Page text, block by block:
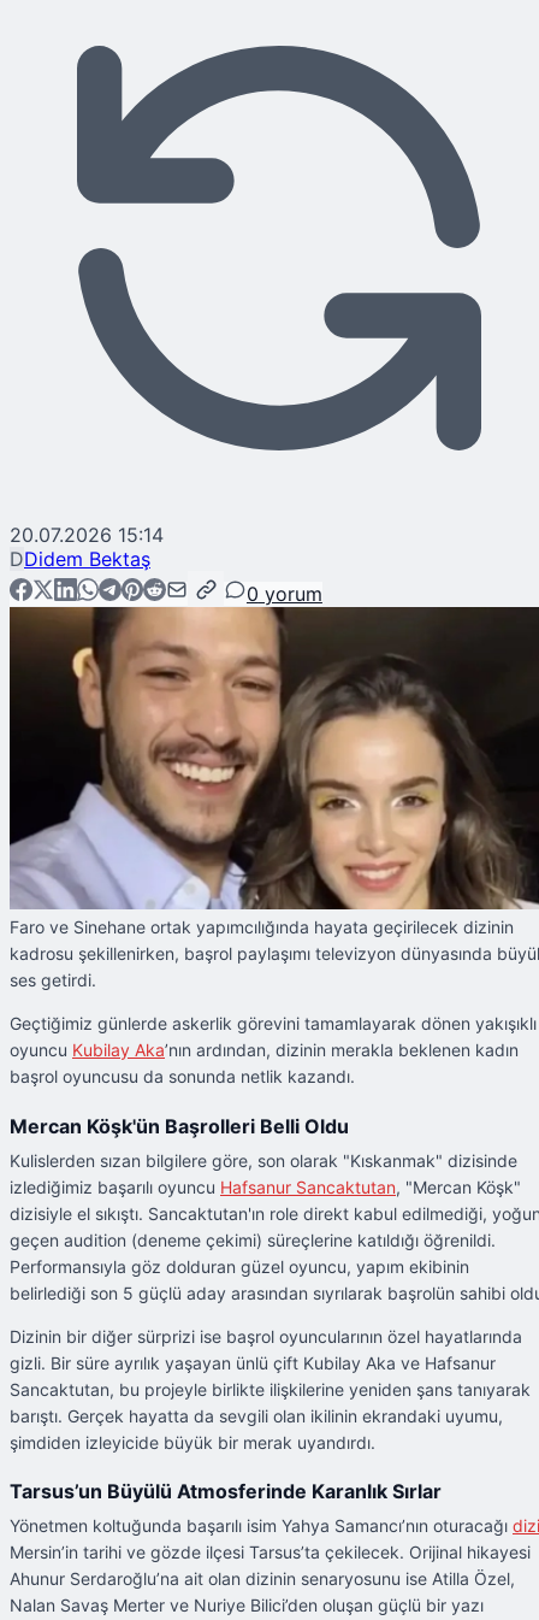
20.07.2026 15:14
DDidem Bektaş
0 yorum
Faro ve Sinehane ortak yapımcılığında hayata geçirilecek dizinin
kadrosu şekillenirken, başrol paylaşımı televizyon dünyasında
ses getirdi.
Geçtiğimiz günlerde askerlik görevini tamamlayarak dönen yakışıklı
oyuncu Kubilay Aka’nın ardından, dizinin merakla beklenen kadın
başrol oyuncusu da sonunda netlik kazandı.
Mercan Köşk'ün Başrolleri Belli Oldu
Kulislerden sızan bilgilere göre, son olarak "Kıskanmak" dizisinde
izlediğimiz başarılı oyuncu Hafsanur Sancaktutan, "Mercan Köşk"
dizisiyle el sıkıştı. Sancaktutan'ın role direkt kabul edilmediği,
geçen audition (deneme çekimi) süreçlerine katıldığı öğrenildi.
Performansıyla göz dolduran güzel oyuncu, yapım ekibinin
belirlediği son 5 güçlü aday arasından sıyrılarak başrolün sahibi
Dizinin bir diğer sürprizi ise başrol oyuncularının özel hayatlarında
gizli. Bir süre ayrılık yaşayan ünlü çift Kubilay Aka ve Hafsanur
Sancaktutan, bu projeyle birlikte ilişkilerine yeniden şans tanıyarak
barıştı. Gerçek hayatta da sevgili olan ikilinin ekrandaki uyumu,
şimdiden izleyicide büyük bir merak uyandırdı.
Tarsus’un Büyülü Atmosferinde Karanlık Sırlar
Yönetmen koltuğunda başarılı isim Yahya Samancı’nın oturacağı dizi
Mersin’in tarihi ve gözde ilçesi Tarsus’ta çekilecek. Orijinal hikayesi
Ahunur Serdaroğlu’na ait olan dizinin senaryosunu ise Atilla Özel,
Nalan Savaş Merter ve Nuriye Bilici’den oluşan güçlü bir yazı